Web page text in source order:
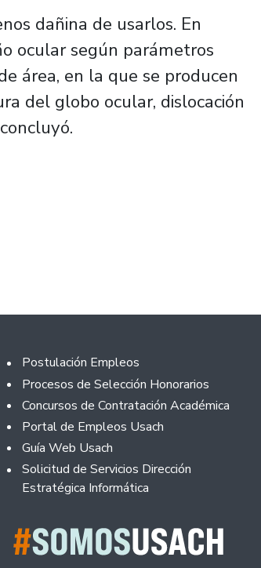
dañina de usarlos. En
ocular según parámetros
área, en la que se producen
del globo ocular, dislocación
Footer
Postulación Empleos
Procesos de Selección Honorarios
Concursos de Contratación Académica
Portal de Empleos Usach
Guía Web Usach
Solicitud de Servicios Dirección
Estratégica Informática